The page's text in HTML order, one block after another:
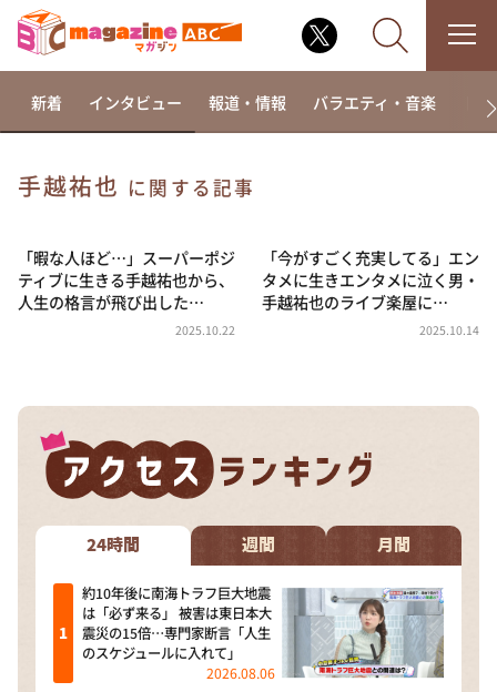
相席食堂
これ余談なんですけど・・・
～人生密着トークバラエティ！～ やすとものいたっ
河合＆A.B.C-Z塚田×福井アナ「なんでやねん！？」
（news おかえり）
DAIGOも台所 ～きょうの献立 何にする？～
本日はダイアンなり！シーズン２
朝だ！生です旅サラダ
教えて！ニュースライブ 正義のミカタ
ＬＩＦＥ～夢のカタチ～
新着 インタビュー 報道・情報 バラエティ・音楽 ド
手越祐也 に関する記事
「暇な人ほど…」スーパーポジ
ティブに生きる手越祐也から、
人生の格言が飛び出した…
2025.10.22
「今がすごく充実してる」エン
タメに生きエンタメに泣く男・
手越祐也のライブ楽屋に…
2025.10.14
24時間 週間 月間
約10年後に南海トラフ巨大地震
は「必ず来る」 被害は東日本大
震災の15倍…専門家断言「人生
のスケジュールに入れて」
2026.08.06